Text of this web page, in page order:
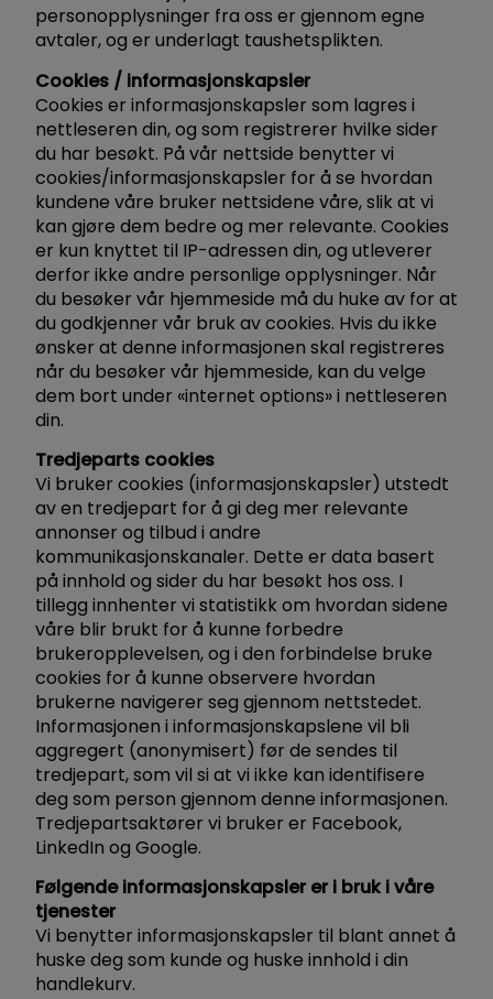
personopplysninger fra oss er gjennom egne
avtaler, og er underlagt taushetsplikten.
Cookies / informasjonskapsler
Cookies er informasjonskapsler som lagres i
nettleseren din, og som registrerer hvilke sider
du har besøkt. På vår nettside benytter vi
cookies/informasjonskapsler for å se hvordan
kundene våre bruker nettsidene våre, slik at vi
kan gjøre dem bedre og mer relevante. Cookies
er kun knyttet til IP-adressen din, og utleverer
derfor ikke andre personlige opplysninger. Når
du besøker vår hjemmeside må du huke av for at
du godkjenner vår bruk av cookies. Hvis du ikke
ønsker at denne informasjonen skal registreres
når du besøker vår hjemmeside, kan du velge
dem bort under «internet options» i nettleseren
din.
Tredjeparts cookies
Vi bruker cookies (informasjonskapsler) utstedt
av en tredjepart for å gi deg mer relevante
annonser og tilbud i andre
kommunikasjonskanaler. Dette er data basert
på innhold og sider du har besøkt hos oss. I
tillegg innhenter vi statistikk om hvordan sidene
våre blir brukt for å kunne forbedre
brukeropplevelsen, og i den forbindelse bruke
cookies for å kunne observere hvordan
brukerne navigerer seg gjennom nettstedet.
Informasjonen i informasjonskapslene vil bli
aggregert (anonymisert) før de sendes til
tredjepart, som vil si at vi ikke kan identifisere
deg som person gjennom denne informasjonen.
Tredjepartsaktører vi bruker er Facebook,
LinkedIn og Google.
Følgende informasjonskapsler er i bruk i våre
tjenester
Vi benytter informasjonskapsler til blant annet å
huske deg som kunde og huske innhold i din
handlekurv.